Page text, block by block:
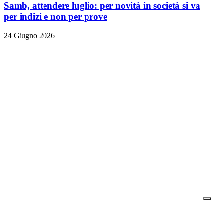
Samb, attendere luglio: per novità in società si va
per indizi e non per prove
24 Giugno 2026